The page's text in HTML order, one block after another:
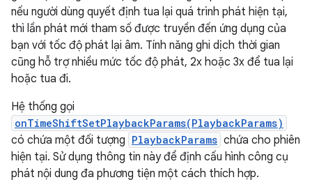
nếu người dùng quyết định tua lại quá trình phát hiện tại,
thì lần phát mới tham số được truyền đến ứng dụng của
bạn với tốc độ phát lại âm. Tính năng ghi dịch thời gian
cũng hỗ trợ nhiều mức tốc độ phát, 2x hoặc 3x để tua lại
hoặc tua đi.
Hệ thống gọi
onTimeShiftSetPlaybackParams(PlaybackParams)
có chứa một đối tượng PlaybackParams chứa cho phiên
hiện tại. Sử dụng thông tin này để định cấu hình công cụ
phát nội dung đa phương tiện một cách thích hợp.